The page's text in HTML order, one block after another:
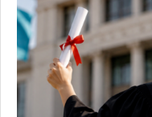
Сильнейшие
сборы в
6 августа 2026 г. 12:12
Первый раз с ИИ в
первоклассников